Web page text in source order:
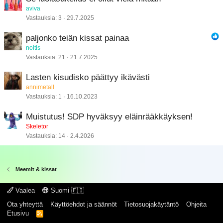
aviva
Vastauksia 3 29.7.2025
paljonko teiän kissat painaa
noitis
Vastauksia 21 21.7.2025
Lasten kisudisko päättyy ikävästi
annimetall
Vastauksia 1 16.10.2023
Muistutus! SDP hyväksyy eläinrääkkäyksen!
Skeletor
Vastauksia 14 2.4.2026
Meemit & kissat
Vaalea
Suomi 🇫🇮
Ota yhteyttä
Käyttöehdot ja säännöt Tietosuojakäytäntö
Ohjeita
Etusivu
R